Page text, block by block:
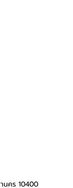
นคร 10400